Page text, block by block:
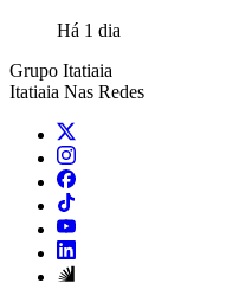
Há 1 dia
Grupo Itatiaia
Itatiaia Nas Redes